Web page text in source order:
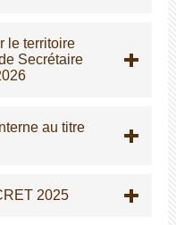
le territoire
Secrétaire
au titre
2025